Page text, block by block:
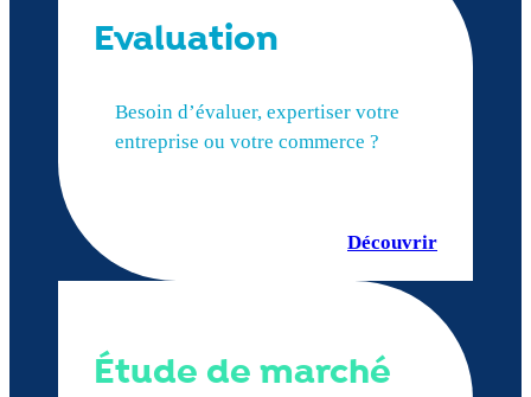
Evaluation
Besoin d’évaluer, expertiser votre
entreprise ou votre commerce ?
Découvrir
Étude de marché